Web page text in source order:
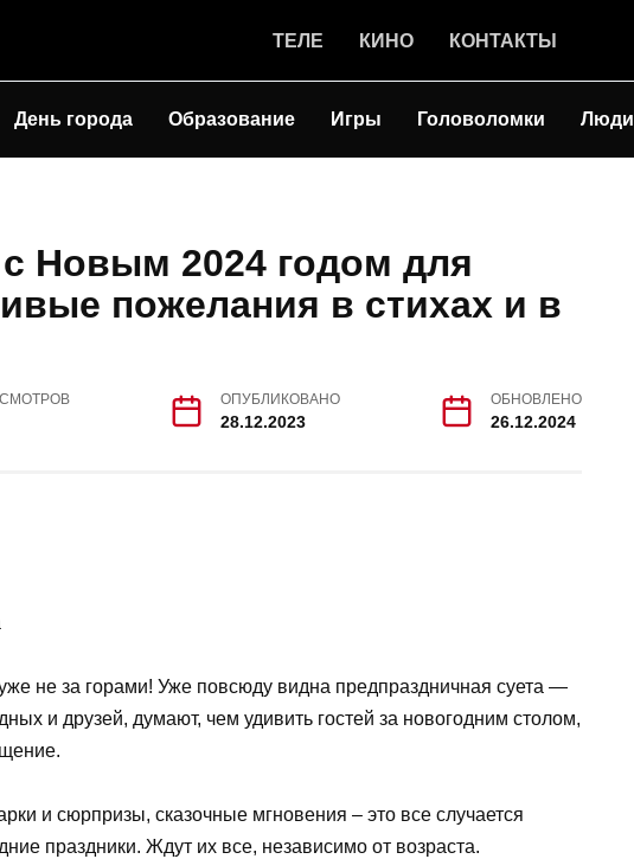
ТЕЛЕ КИНО КОНТАКТЫ
День города Образование Игры Головоломки Люди
Новым 2024 годом для
пожелания в стихах и в
ОПУБЛИКОВАНО
28.12.2023
ОБНОВЛЕНО
26.12.2024
не за горами! Уже повсюду видна предпраздничная суета —
и друзей, думают, чем удивить гостей за новогодним столом,
и сюрпризы, сказочные мгновения – это все случается
праздники. Ждут их все, независимо от возраста.